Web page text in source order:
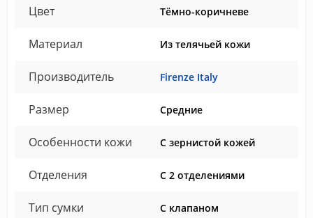
Цвет Тёмно-коричневе
Материал Из телячьей кожи
Производитель Firenze Italy
Размер Средние
Особенности кожи С зернистой кожей
Отделения С 2 отделениями
Тип сумки С клапаном